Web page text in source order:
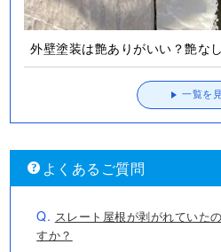
外壁塗装は艶ありがいい？艶な
一覧を
よくあるご質問
Q. スレート屋根が剥がれていた
すか？